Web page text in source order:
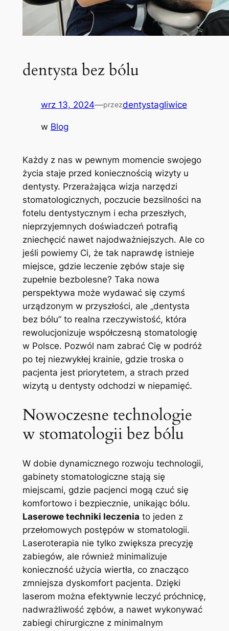
dentysta bez bólu
wrz 13, 2024—przezdentystagliwice
w Blog
Każdy z nas w pewnym momencie swojego
życia staje przed koniecznością wizyty u
dentysty. Przerażająca wizja narzędzi
stomatologicznych, poczucie bezsilności na
fotelu dentystycznym i echa przeszłych,
nieprzyjemnych doświadczeń potrafią
zniechęcić nawet najodważniejszych. Ale co
jeśli powiemy Ci, że tak naprawdę istnieje
miejsce, gdzie leczenie zębów staje się
zupełnie bezbolesne? Taka nowa
perspektywa może wydawać się czymś
urządzonym w przyszłości, ale „dentysta
bez bólu” to realna rzeczywistość, która
rewolucjonizuje współczesną stomatologię
w Polsce. Pozwól nam zabrać Cię w podróż
po tej niezwykłej krainie, gdzie troska o
pacjenta jest priorytetem, a strach przed
wizytą u dentysty odchodzi w niepamięć.
Nowoczesne technologie
w stomatologii bez bólu
W dobie dynamicznego rozwoju technologii,
gabinety stomatologiczne stają się
miejscami, gdzie pacjenci mogą czuć się
komfortowo i bezpiecznie, unikając bólu.
Laserowe techniki leczenia to jeden z
przełomowych postępów w stomatologii.
Laseroterapia nie tylko zwiększa precyzję
zabiegów, ale również minimalizuje
konieczność użycia wiertła, co znacząco
zmniejsza dyskomfort pacjenta. Dzięki
laserom można efektywnie leczyć próchnicę,
nadwrażliwość zębów, a nawet wykonywać
zabiegi chirurgiczne z minimalnym